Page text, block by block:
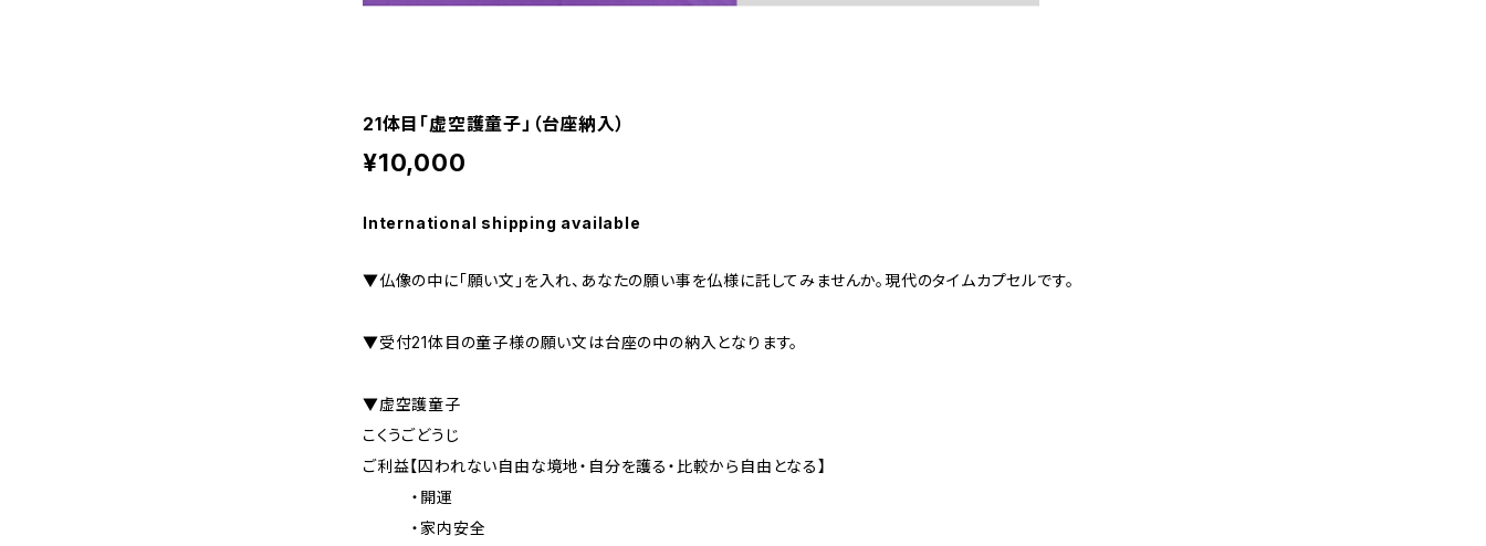
21体目「虚空護童子」（台座納入）
¥10,000
International shipping available
▼仏像の中に「願い文」を入れ、あなたの願い事を仏様に託してみませんか。現代のタイムカプセルです。
▼受付21体目の童子様の願い文は台座の中の納入となります。
▼虚空護童子
こくうごどうじ
ご利益【囚われない自由な境地・自分を護る・比較から自由となる】
・開運
・家内安全